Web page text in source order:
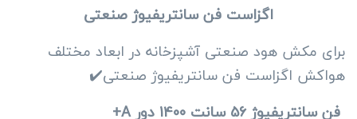
از
بر
رتبه
مشتری
اگزاست فن سانتریفیوژ صنعتی
برای مکش هود صنعتی آشپزخانه در ابعاد مختلف
هواکش اگزاست فن سانتریفیوژ صنعتی✔️
فن سانتریفیوژ 56 سانت 1400 دور A+